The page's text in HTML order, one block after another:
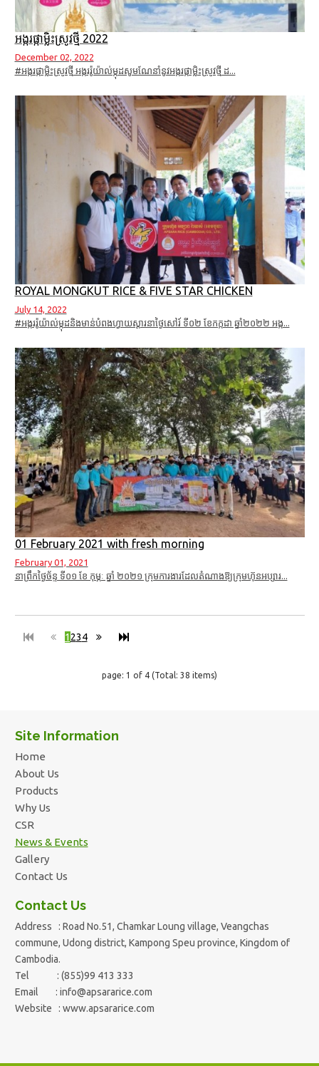
អង្ករផ្កាម្លិះស្រូវថ្មី 2022
December 02, 2022
#អង្ករផ្កាម្លិះស្រូវថ្មី អង្កររ៉ូយ៉ាល់ម្កុដសូមណែនាំនូវអង្ករផ្កាម្លិះស្រូវថ្មី ដ...
ROYAL MONGKUT RICE & FIVE STAR CHICKEN
July 14, 2022
#អង្កររ៉ូយ៉ាល់ម្កុដនិងមាន់បំពងហ្វាយស្តារនាថ្ងៃសៅរ៍ ទី០២ ខែកក្កដា ឆ្នាំ២០២២​ អង្ក...
01 February 2021 with fresh morning
February 01, 2021
នាព្រឹកថ្ងៃច័ន្ទ ទី០១ ខែ កុម្ភៈ ឆ្នាំ ២០២១ ក្រុមការងារដែលតំណាងឱ្យក្រុមហ៊ុនអប្សារ...
1 234
page: 1 of 4 (Total: 38 items)
Site Information
Home
About Us
Products
Why Us
CSR
News & Events
Gallery
Contact Us
Contact Us
Address : Road No.51, Chamkar Loung village, Veangchas
commune, Udong district, Kampong Speu province, Kingdom of
Cambodia.
Tel : (855)99 413 333
Email : info@apsararice.com
Website : www.apsararice.com